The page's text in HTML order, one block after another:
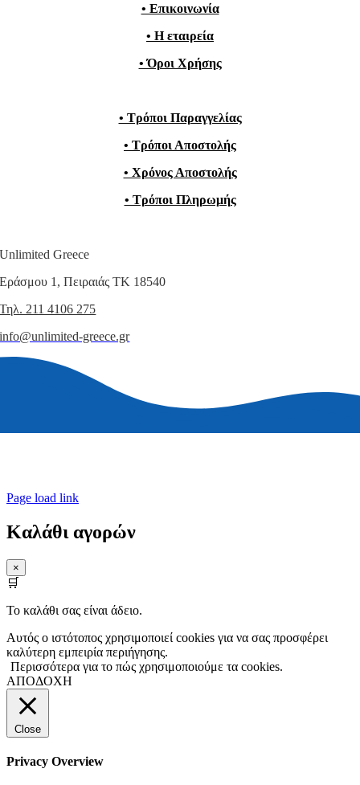
• Επικοινωνία
• Η εταιρεία
• Όροι Χρήσης
• Τρόποι Παραγγελίας
• Τρόποι Αποστολής
• Χρόνος Αποστολής
• Τρόποι Πληρωμής
Unlimited Greece
Εράσμου 1, Πειραιάς ΤΚ 18540
Τηλ. 211 4106 275
info@unlimited-greece.gr
Page load link
Καλάθι αγορών
×
🛒
Το καλάθι σας είναι άδειο.
Αυτός ο ιστότοπος χρησιμοποιεί cookies για να σας προσφέρει
καλύτερη εμπειρία περιήγησης.
Περισσότερα για το πώς χρησιμοποιούμε τα cookies.
ΑΠΟΔΟΧΗ
Close
Privacy Overview